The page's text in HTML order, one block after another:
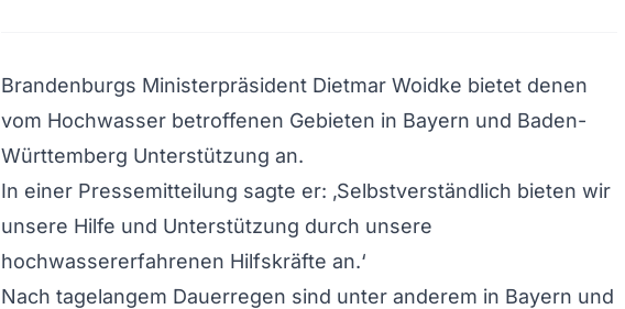
Brandenburgs Ministerpräsident Dietmar Woidke bietet denen
vom Hochwasser betroffenen Gebieten in Bayern und Baden-
Württemberg Unterstützung an.
In einer Pressemitteilung sagte er: ‚Selbstverständlich bieten wir
unsere Hilfe und Unterstützung durch unsere
hochwassererfahrenen Hilfskräfte an.‘
Nach tagelangem Dauerregen sind unter anderem in Bayern und